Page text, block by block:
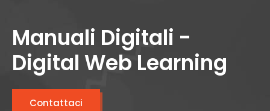
Manuali Digitali -
Digital Web Learning
Contattaci